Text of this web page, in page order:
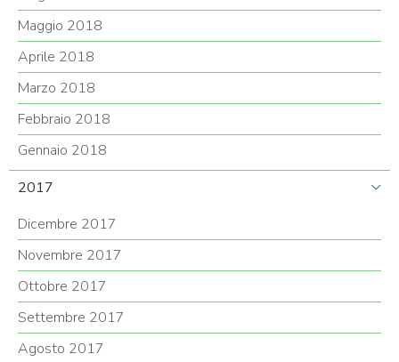
Maggio 2018
Aprile 2018
Marzo 2018
Febbraio 2018
Gennaio 2018
2017
Dicembre 2017
Novembre 2017
Ottobre 2017
Settembre 2017
Agosto 2017